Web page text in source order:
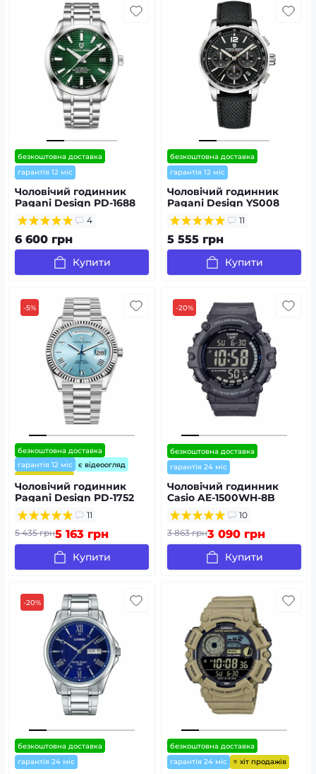
безкоштовна доставка
гарантія 12 міс
Чоловічий годинник
Pagani Design PD-1688
Silver-Green
4
6 600 грн
Купити
безкоштовна доставка
гарантія 12 міс
Чоловічий годинник
Pagani Design YS008
Silver-Black
11
5 555 грн
Купити
-5%
безкоштовна доставка
гарантія 12 міс
є відеоогляд
⭐ хіт продажів
Чоловічий годинник
Pagani Design PD-1752
Silver-Light-Blue
11
5 435 грн5 163 грн
Купити
-20%
безкоштовна доставка
гарантія 24 міс
Чоловічий годинник
Casio AE-1500WH-8B
10
3 863 грн3 090 грн
Купити
-20%
безкоштовна доставка
гарантія 24 міс
безкоштовна доставка
гарантія 24 міс
⭐ хіт продажів